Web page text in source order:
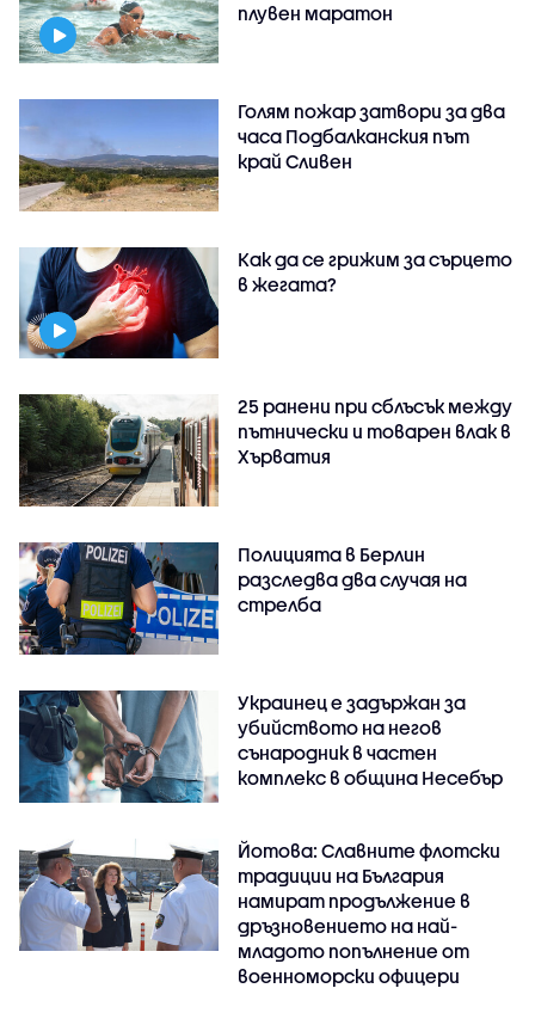
плувен маратон
Голям пожар затвори за два
часа Подбалканския път
край Сливен
Как да се грижим за сърцето
в жегата?
25 ранени при сблъсък между
пътнически и товарен влак в
Хърватия
Полицията в Берлин
разследва два случая на
стрелба
Украинец е задържан за
убийството на негов
сънародник в частен
комплекс в община Несебър
Йотова: Славните флотски
традиции на България
намират продължение в
дръзновението на най-
младото попълнение от
военноморски офицери